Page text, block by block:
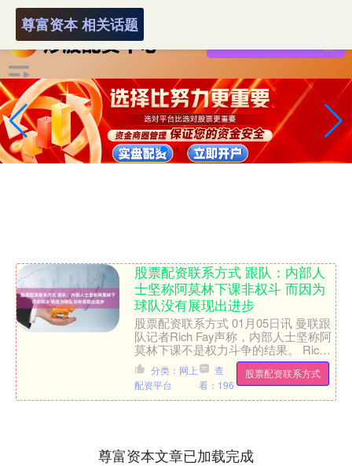
尊富资本 相关话题
股票配资联系方式 跟队：内部人
士坚称阿莫林下课非权斗 而因为
球队没有展现出进步
股票配资联系方式 01月05日讯 曼联跟
队记者Rich Fay声称，内部人士坚称阿
莫林下课不是权力斗争的结果。 Rich
Fay表示：曼联内部消息人士坚称，鲁
本....
股票配资联系方式
分类：网上
配资平台
查
看：196
尊富资本文章已加载完成